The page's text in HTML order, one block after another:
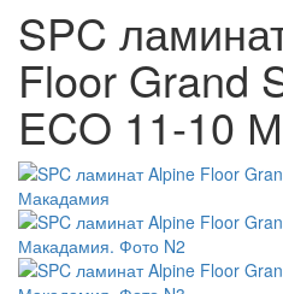
SPC
Floor Grand
ECO 11-10